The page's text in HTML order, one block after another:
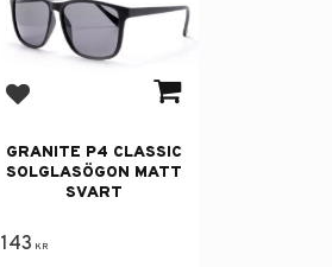
Add to favorites
GRANITE P4 CLASSIC
SOLGLASÖGON MATT
SVART
143 KR